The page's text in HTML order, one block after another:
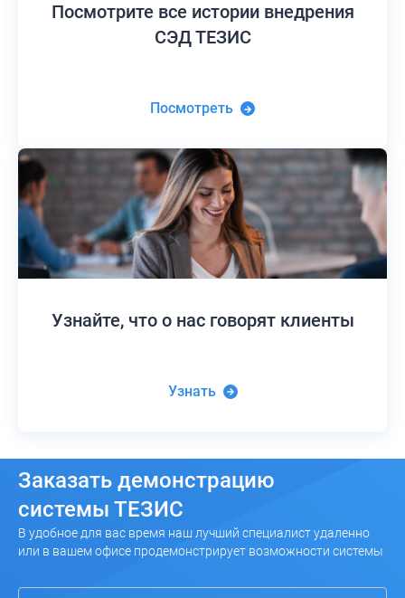
Посмотрите все историивнедрения
СЭД ТЕЗИС
Посмотреть
Узнайте,что о нас говорят клиенты
Узнать
Заказать демонстрацию
системы ТЕЗИС
В удобное для вас время наш лучший специалист удаленно
или в вашем офисе продемонстрирует возможности системы